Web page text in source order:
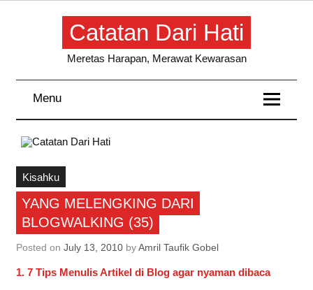
Skip
Catatan Dari Hati
Meretas Harapan, Merawat Kewarasan
Menu
Kisahku
YANG MELENGKING DARI
BLOGWALKING (35)
Posted on July 13, 2010byAmril Taufik Gobel
1. 7 Tips Menulis Artikel di Blog agar nyaman dibaca